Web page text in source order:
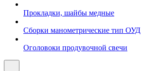
Прокладки, шайбы медные
Сборки манометрические тип ОУД
Оголовоки продувочной свечи